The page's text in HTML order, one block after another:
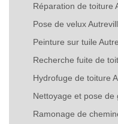
Réparation de toiture
Pose de velux
Peinture sur tuile
Recherche fuite de
Hydrofuge de toiture
Nettoyage et pose de
Ramonage de